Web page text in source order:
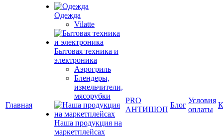
Главная
Одежда
Vilatte
Бытовая техника и
электроника
Аэрогриль
Блендеры,
измельчители,
мясорубки
Наша продукция на
маркетплейсах
PRO
АНТИШОП
Блог
Условия
оплаты